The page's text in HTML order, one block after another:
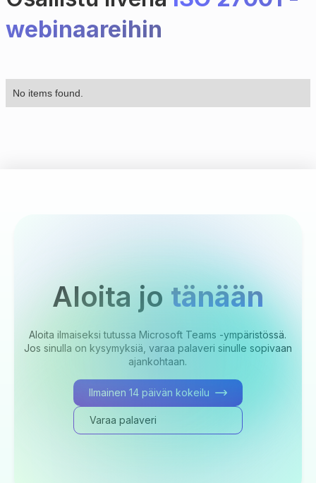
webinaareihin
No items found.
Aloita jo tänään
Aloita ilmaiseksi tutussa Microsoft Teams -ympäristössä.
Jos sinulla on kysymyksiä, varaa palaveri sinulle sopivaan
ajankohtaan.
Ilmainen 14 päivän kokeilu
Varaa palaveri